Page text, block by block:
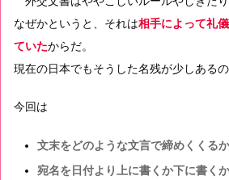
なぜかというと、それは相手によって礼
ていたからだ。
現在の日本でもそうした名残が少しあるの
今回は
文末をどのような文言で締めくくるか
宛名を日付より上に書くか下に書くか